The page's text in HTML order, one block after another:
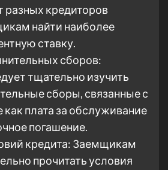
разных кредиторов
найти наиболее
ставку.
сборов:
тщательно изучить
сборы, связанные с
как плата за обслуживание
погашение.
кредита: Заемщикам
прочитать условия